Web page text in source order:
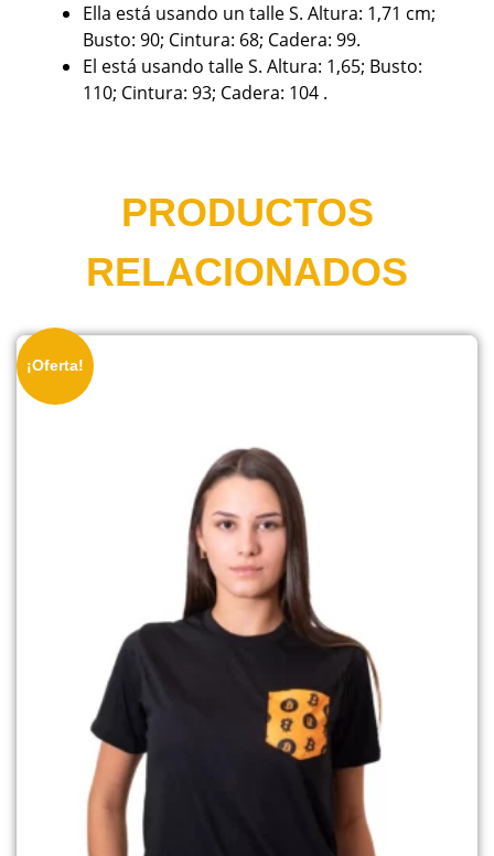
Ella está usando un talle S. Altura: 1,71 cm;
Busto: 90; Cintura: 68; Cadera: 99.
El está usando talle S. Altura: 1,65; Busto:
110; Cintura: 93; Cadera: 104 .
PRODUCTOS
RELACIONADOS
¡Oferta!